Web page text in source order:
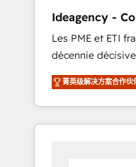
extensibility. When you work with Aptitude 8,
you get a team –
embedded
development,
have 100% US-
We offer project-
services
Ideagency -
HubSpot
Les PME et ETI
décennie
consolidation va
Seules survivront
réussi leur transformation.
58% des
菁英级解决方案合作伙